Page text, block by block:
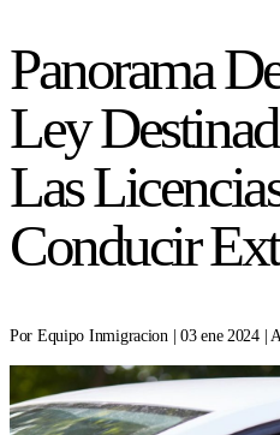
Panorama
Ley
Las
Conducir
Por Equipo Inmigracion | 03 ene 2024 |